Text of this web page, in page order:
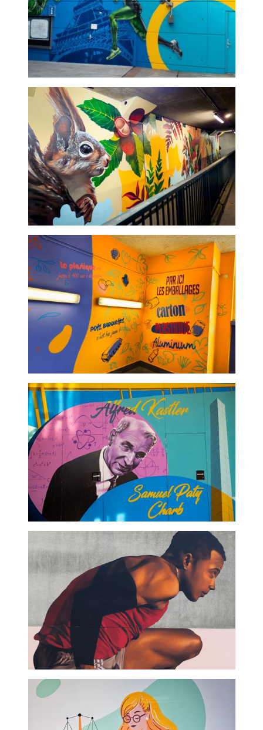
J.O gare ermont eaubonne
- Graffeur professionnel
fresque
Passage souterrain -
Graffeur professionnel
Locaux poubelle bailleur-
Graffeur professionnel
Lycée Alfred Kastler -
graffeur paris
Adidas J.O Paris